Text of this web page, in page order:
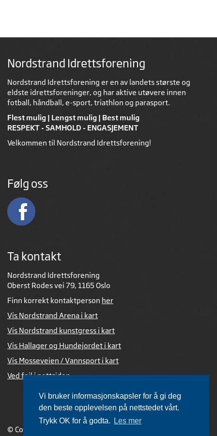
Vi bruker informasjonskapsler for å gi deg
den beste opplevelsen på nettstedet vårt.
Trykk OK for å godta.
Les mer
Nordstrand Idrettsforening
Nordstrand Idrettsforening er en av landets største og
eldste idrettsforeninger, og har aktive utøvere innen
fotball, håndball, e-sport, triathlon og parasport.
Flest mulig | Lengst mulig | Best mulig
RESPEKT - SAMHOLD - ENGASJEMENT
Velkommen til Nordstrand Idrettsforening!
Følg oss
Ta kontakt
Nordstrand Idrettsforening
Oberst Rodes vei 79, 1165 Oslo
Finn korrekt kontaktperson her
Vis Nordstrand Arena i kart
Vis Nordstrand kunstgress i kart
Vis Hallager og Hundejordet i kart
Vis Mosseveien / Vannsport i kart
Ved feil i nettsiden
© Copyright 2026 |